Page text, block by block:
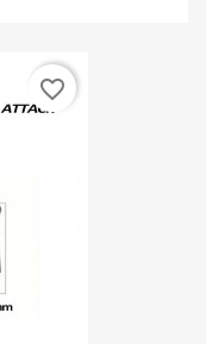
favorite_border